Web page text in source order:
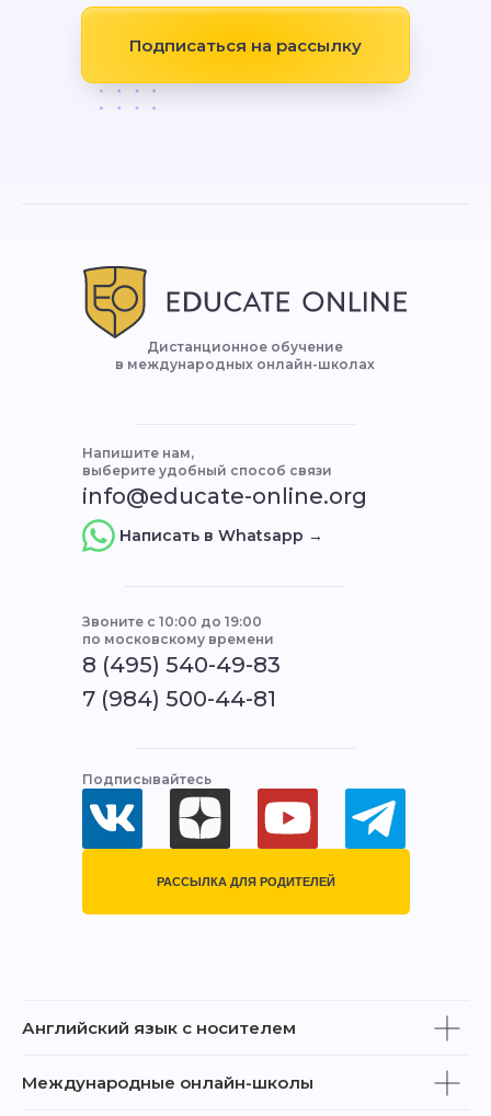
Подписаться на рассылку
Подписывайтесь
РАССЫЛКА ДЛЯ РОДИТЕЛЕЙ
Напишите нам,
выберите удобный способ связи
info@educate-online.org
Написать в Whatsapp →
Звоните с 10:00 до 19:00
по московскому времени
8 (495) 540-49-83
7 (984) 500-44-81
Дистанционное обучение
в международных онлайн-школах
Английский язык с носителем
Международные онлайн-школы